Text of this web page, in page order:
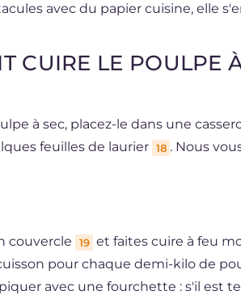
avec du papier cuisine, elle
CUIRE LE POULPE
à sec, placez-le dans une
feuilles de laurier 18 . Nous
couvercle 19 et faites cuire à feu
pour chaque demi-kilo de
avec une fourchette : s'il est